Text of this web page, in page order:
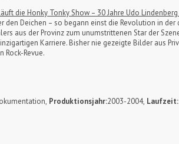
die Honky Tonky Show – 30 Jahre Udo
den Deichen – so begann einst die Revolution in
aus der Provinz zum unumstrittenen Star der
Karriere. Bisher nie gezeigte Bilder aus
Rock-Revue.
Produktionsjahr:2003-2004, Laufzeit: